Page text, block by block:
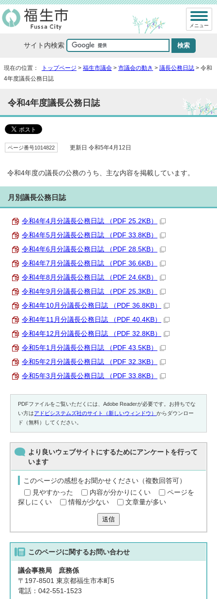
サイト内検索
メニュー
現在の位置： トップページ > 福生市議会 > 市議会の動き > 議長公務日誌 > 令和
4年度議長公務日誌
令和4年度議長公務日誌
ページ番号1014822 更新日 令和5年4月12日
令和4年度の議長の公務のうち、主な内容を掲載しています。
月別議長公務日誌
令和4年4月分議長公務日誌 （PDF 25.2KB）
令和4年5月分議長公務日誌 （PDF 33.8KB）
令和4年6月分議長公務日誌 （PDF 28.5KB）
令和4年7月分議長公務日誌 （PDF 36.6KB）
令和4年8月分議長公務日誌 （PDF 24.6KB）
令和4年9月分議長公務日誌 （PDF 25.3KB）
令和4年10月分議長公務日誌 （PDF 36.8KB）
令和4年11月分議長公務日誌 （PDF 40.4KB）
令和4年12月分議長公務日誌 （PDF 32.8KB）
令和5年1月分議長公務日誌 （PDF 43.5KB）
令和5年2月分議長公務日誌 （PDF 32.3KB）
令和5年3月分議長公務日誌 （PDF 33.8KB）
PDFファイルをご覧いただくには、Adobe Readerが必要です。お持ちでな
い方はアドビシステムズ社のサイト（新しいウィンドウ）からダウンロー
ド（無料）してください。
より良いウェブサイトにするためにアンケートを行って
います
このページの感想をお聞かせください（複数回答可）
見やすかった
内容が分かりにくい
ページを
探しにくい
情報が少ない 文章量が多い
送信
このページに関するお問い合わせ
議会事務局 庶務係
〒197-8501 東京都福生市本町5
電話：042-551-1523